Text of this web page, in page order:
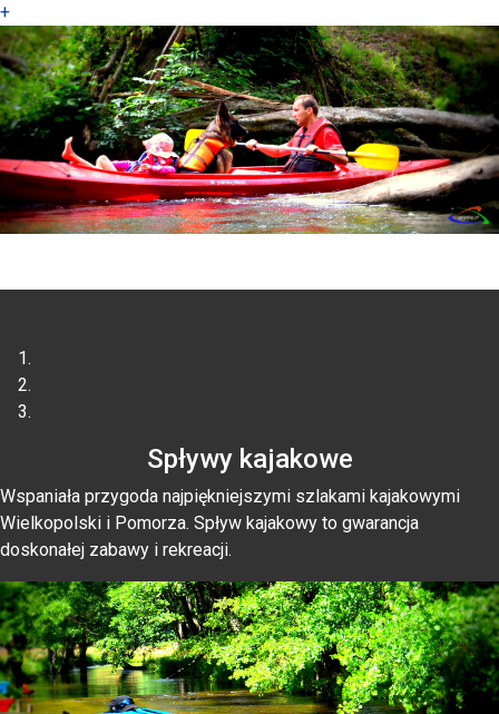
+
Spływy kajakowe
Wspaniała przygoda najpiękniejszymi szlakami kajakowymi
Wielkopolski i Pomorza. Spływ kajakowy to gwarancja
doskonałej zabawy i rekreacji.